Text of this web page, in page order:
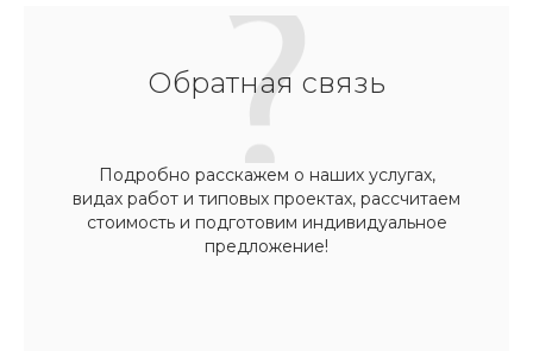
Обратная связь
Подробно расскажем о наших услугах,
видах работ и типовых проектах, рассчитаем
стоимость и подготовим индивидуальное
предложение!